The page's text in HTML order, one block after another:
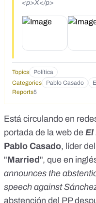
<p>X</p>
Topics Política
Categories
Pablo Casado
Reports5
Está circulando en
portada de la web de El
Pablo Casado, líder
"Married ", que en
announces the
speech against
abstención del PP